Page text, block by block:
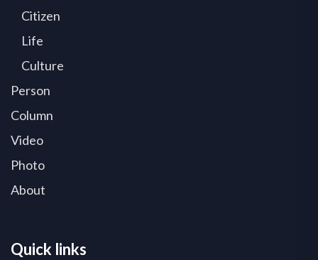
Citizen
Life
Culture
Person
Column
Video
Photo
About
Quick links